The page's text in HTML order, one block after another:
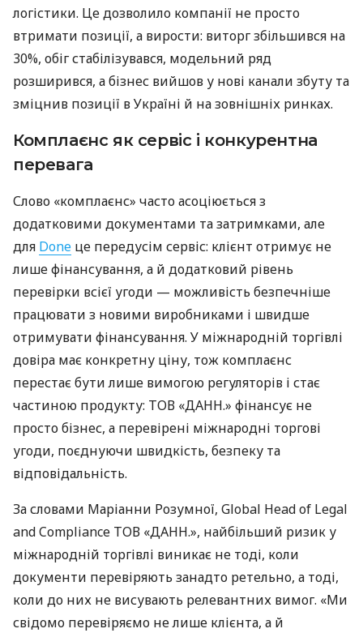
логістики. Це дозволило компанії не просто
втримати позиції, а вирости: виторг збільшився на
30%, обіг стабілізувався, модельний ряд
розширився, а бізнес вийшов у нові канали збуту та
зміцнив позиції в Україні й на зовнішніх ринках.
Комплаєнс як сервіс і конкурентна
перевага
Слово «комплаєнс» часто асоціюється з
додатковими документами та затримками, але
для Done це передусім сервіс: клієнт отримує не
лише фінансування, а й додатковий рівень
перевірки всієї угоди — можливість безпечніше
працювати з новими виробниками і швидше
отримувати фінансування. У міжнародній торгівлі
довіра має конкретну ціну, тож комплаєнс
перестає бути лише вимогою регуляторів і стає
частиною продукту: ТОВ «ДАНН.» фінансує не
просто бізнес, а перевірені міжнародні торгові
угоди, поєднуючи швидкість, безпеку та
відповідальність.
За словами Маріанни Розумної, Global Head of Legal
and Compliance ТОВ «ДАНН.», найбільший ризик у
міжнародній торгівлі виникає не тоді, коли
документи перевіряють занадто ретельно, а тоді,
коли до них не висувають релевантних вимог. «Ми
свідомо перевіряємо не лише клієнта, а й